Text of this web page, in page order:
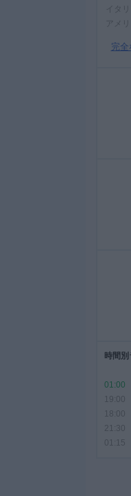
イタリ
完全
時間
01:00
19:00
18:00
21:30
01:15